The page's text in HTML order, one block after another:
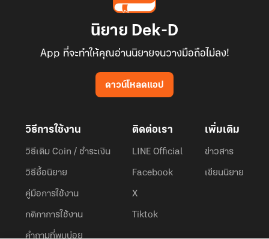
นิยาย Dek-D
App ที่จะทำให้คุณอ่านนิยายจนวางมือถือไม่ลง!
ดาวน์โหลดแอป
วิธีการใช้งาน
วิธีเติม Coin / ชำระเงิน
วิธีซื้อนิยาย
คู่มือการใช้งาน
กติกาการใช้งาน
คำถามที่พบบ่อย
ติดต่อเรา
LINE Official
Facebook
X
Tiktok
เพิ่มเติม
ข่าวสาร
เขียนนิยาย